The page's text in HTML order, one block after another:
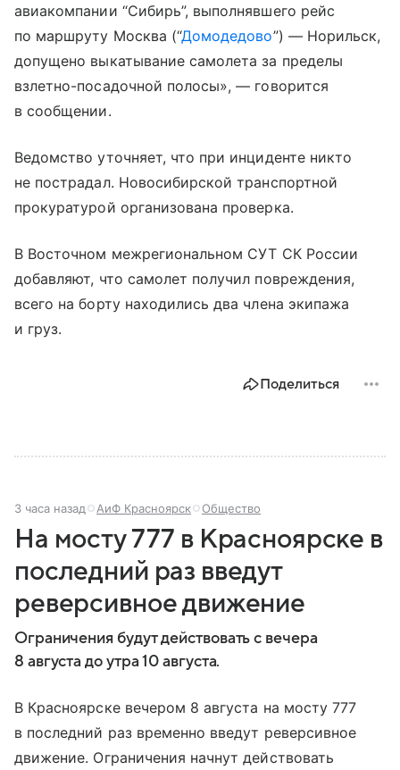
авиакомпании “Сибирь”, выполнявшего рейс
по маршруту Москва (“Домодедово”) — Норильск,
допущено выкатывание самолета за пределы
взлетно-посадочной полосы», — говорится
в сообщении.
Ведомство уточняет, что при инциденте никто
не пострадал. Новосибирской транспортной
прокуратурой организована проверка.
В Восточном межрегиональном СУТ СК России
добавляют, что самолет получил повреждения,
всего на борту находились два члена экипажа
и груз.
Поделиться
3 часа назад АиФ Красноярск Общество
На мосту 777 в Красноярске в
последний раз введут
реверсивное движение
Ограничения будут действовать с вечера
8 августа до утра 10 августа.
В Красноярске вечером 8 августа на мосту 777
в последний раз временно введут реверсивное
движение. Ограничения начнут действовать